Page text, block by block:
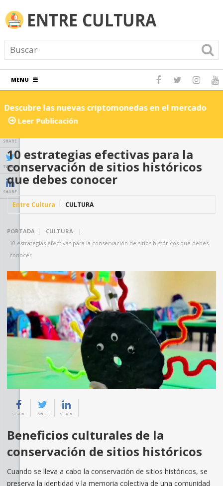
MENU
Descubre las nuevas criptomonedas en el mercado
Leer Publicación
SHARE
TWEET
SHARE
10 estrategias efectivas para la
conservación de sitios históricos
que debes conocer
Entre Cultura CULTURA
PORTADA | CULTURA
|
10 estrategias efectivas para la conservación de sitios históricos que debes
conocer
SHARE TWEET SHARE
Beneficios culturales de la
conservación de sitios históricos
Cuando se lleva a cabo la conservación de sitios históricos, se
preserva la identidad y la memoria colectiva de una comunidad